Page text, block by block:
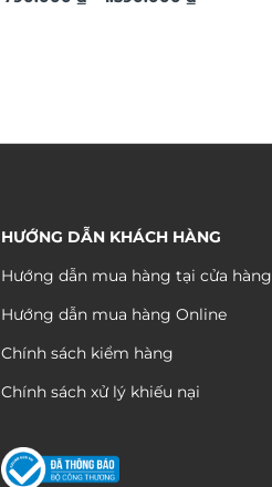
HƯỚNG DẪN KHÁCH HÀNG
Hướng dẫn mua hàng tại cửa hàng
Hướng dẫn mua hàng Online
Chính sách kiểm hàng
Chính sách xử lý khiếu nại